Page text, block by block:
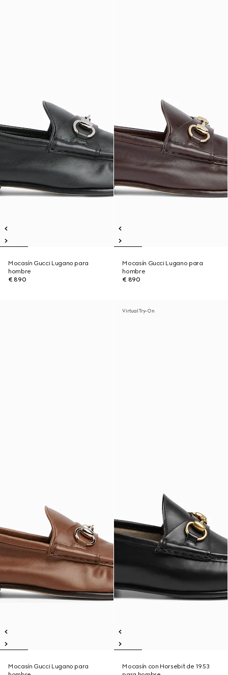
Mocasín Gucci Lugano para
hombre
€ 890
Mocasín Gucci Lugano para
hombre
€ 890
Mocasín Gucci Lugano para
Virtual Try-On
Mocasín con Horsebit de 1953